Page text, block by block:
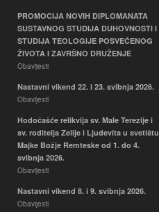
PROMOCIJA NOVIH DIPLOMANATA
SUSTAVNOG STUDIJA DUHOVNOSTI I
STUDIJA TEOLOGIJE POSVEĆENOG
ŽIVOTA I ZAVRŠNO DRUŽENJE
Obavijesti
Nastavni vikend 22. i 23. svibnja 2026.
Obavijesti
Hodočašće relikvija sv. Male Terezije i
sv. roditelja Zelije i Ljudevita u svetištu
Majke Božje Remteske od 1. do 4.
svibnja 2026.
Obavijesti
Nastavni vikend 8. i 9. svibnja 2026.
Obavijesti